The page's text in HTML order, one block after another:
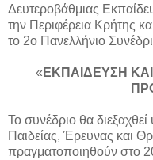
Δευτεροβάθμιας
την Περιφέρεια Κρήτης
το 2ο Πανελλήνιο
« ΕΚΠΑΙΔΕΥΣΗ ΚΑΙ
Το συνέδριο θα
Παιδείας, Έρευνας και
πραγματοποιηθούν στο